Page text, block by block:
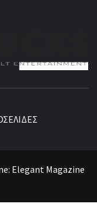
Elegant Magazine